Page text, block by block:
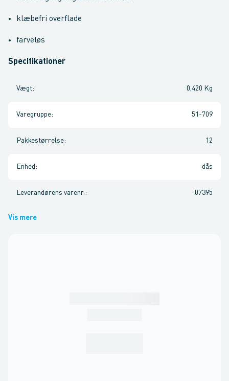
klæbefri overflade
farveløs
Specifikationer
Vægt: 0,420 Kg
Varegruppe: 51-709
Pakkestørrelse: 12
Enhed : dås
Leverandørens varenr. : 07395
Vis mere